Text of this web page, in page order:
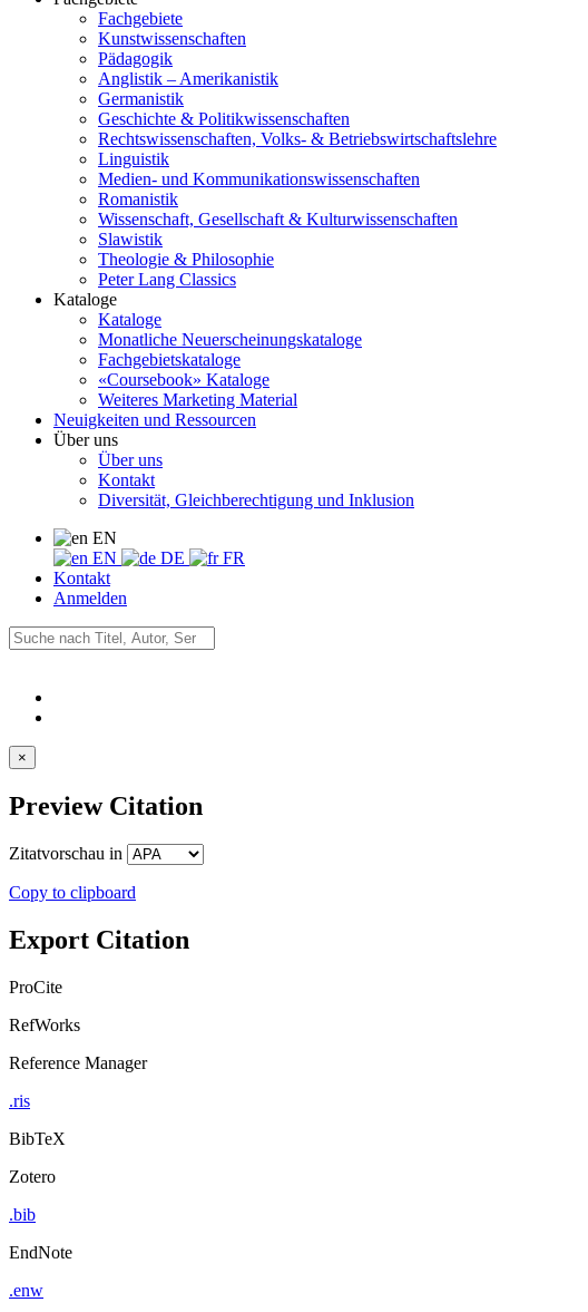
Fachgebiete
Kunstwissenschaften
Pädagogik
Anglistik – Amerikanistik
Germanistik
Geschichte & Politikwissenschaften
Rechtswissenschaften, Volks- & Betriebswirtschaftslehre
Linguistik
Medien- und Kommunikationswissenschaften
Romanistik
Wissenschaft, Gesellschaft & Kulturwissenschaften
Slawistik
Theologie & Philosophie
Peter Lang Classics
Kataloge
Kataloge
Monatliche Neuerscheinungskataloge
Fachgebietskataloge
«Coursebook» Kataloge
Weiteres Marketing Material
Neuigkeiten und Ressourcen
Über uns
Über uns
Kontakt
Diversität, Gleichberechtigung und Inklusion
EN
EN
DE
FR
Kontakt
Anmelden
×
Preview Citation
Zitatvorschau in
Copy to clipboard
Export Citation
ProCite
RefWorks
Reference Manager
.ris
BibTeX
Zotero
.bib
EndNote
.enw